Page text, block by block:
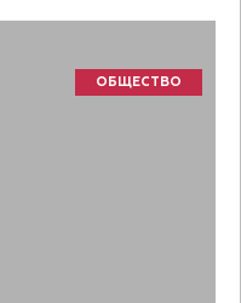
ОБЩЕСТВО